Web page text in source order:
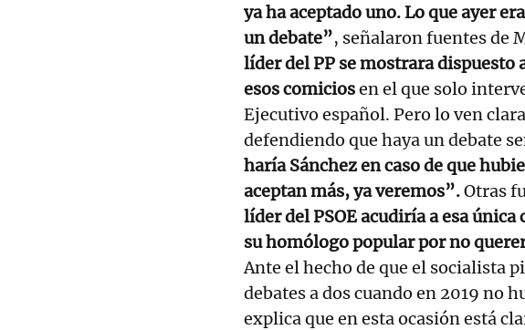
ya ha aceptado uno. Lo que ayer
un debate”, señalaron fuentes de
líder del PP se mostrara dispuesto
esos comiciosen el que solo
Ejecutivo español. Pero lo ven
defendiendo que haya un debate
haría Sánchez en caso de que
aceptan más, ya veremos”.Otras
líder del PSOE acudiría a esa
su homólogo popular por no
Ante el hecho de que el socialista
debates a dos cuando en 2019 no
explica que en esta ocasión está